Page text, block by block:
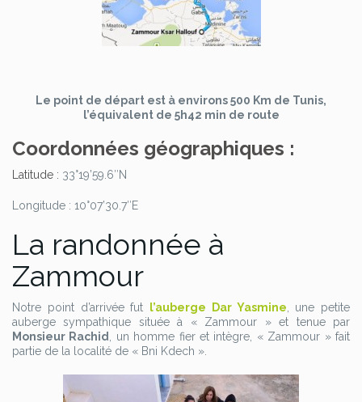
Le point de départ est à environs 500 Km de Tunis,
l’équivalent de 5h42 min de route
Coordonnées géographiques :
Latitude : 33°19’59.6″N
Longitude : 10°07’30.7″E
La randonnée à
Zammour
Notre point d’arrivée fut l’auberge Dar Yasmine , une petite
auberge sympathique située à « Zammour » et tenue par
Monsieur Rachid
, un homme fier et intègre, « Zammour » fait
partie de la localité de « Bni Kdech ».